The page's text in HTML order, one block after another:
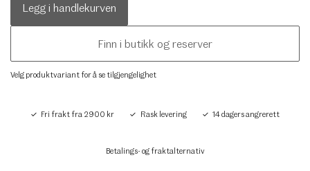
Legg i handlekurven
Finn i butikk og reserver
Velg produktvariant for å se tilgjengelighet
Fri frakt fra 2900 kr Rask levering 14 dagers angrerett
Betalings- og fraktalternativ